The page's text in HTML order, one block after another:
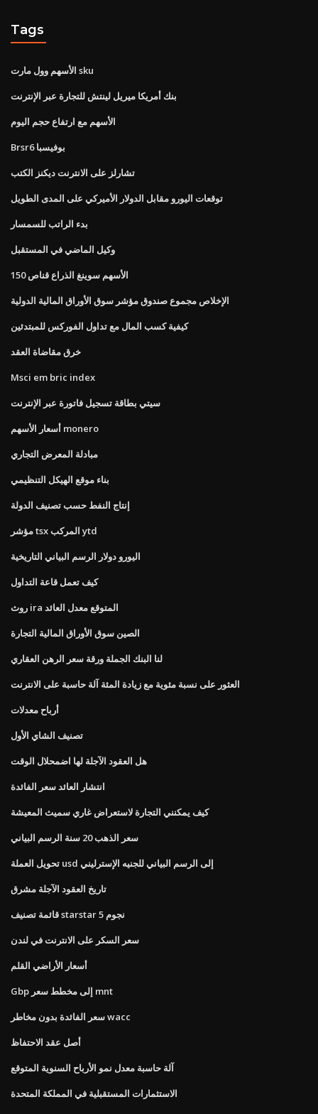
Tags
الأسهم وول مارت sku
بنك أمريكا ميريل لينتش للتجارة عبر الإنترنت
الأسهم مع ارتفاع حجم اليوم
Brsr6 بوفيسبا
تشارلز على الانترنت ديكنز الكتب
توقعات اليورو مقابل الدولار الأميركي على المدى الطويل
بدء الراتب للسمسار
وكيل الماضي في المستقبل
الأسهم سوينغ الذراع قناص 150
الإخلاص مجموع صندوق مؤشر سوق الأوراق المالية الدولية
كيفية كسب المال مع تداول الفوركس للمبتدئين
خرق مقاضاة العقد
Msci em bric index
سيتي بطاقة تسجيل فاتورة عبر الإنترنت
أسعار الأسهم monero
مبادلة المعرض التجاري
بناء موقع الهيكل التنظيمي
إنتاج النفط حسب تصنيف الدولة
مؤشر tsx المركب ytd
اليورو دولار الرسم البياني التاريخية
كيف تعمل قاعة التداول
روث ira المتوقع معدل العائد
الصين سوق الأوراق المالية التجارة
لنا البنك الجملة ورقة سعر الرهن العقاري
العثور على نسبة مئوية مع زيادة المئة آلة حاسبة على الانترنت
أرباح معدلات
تصنيف الشاي الأول
هل العقود الآجلة لها اضمحلال الوقت
انتشار العائد سعر الفائدة
كيف يمكنني التجارة لاستعراض غاري سميث المعيشة
سعر الذهب 20 سنة الرسم البياني
تحويل العملة usd إلى الرسم البياني للجنيه الإسترليني
تاريخ العقود الآجلة مشرق
قائمة تصنيف starstar 5 نجوم
سعر السكر على الانترنت في لندن
أسعار الأراضي القلم
Gbp إلى مخطط سعر mnt
سعر الفائدة بدون مخاطر wacc
أصل عقد الاحتفاظ
آلة حاسبة معدل نمو الأرباح السنوية المتوقع
الاستثمارات المستقبلية في المملكة المتحدة